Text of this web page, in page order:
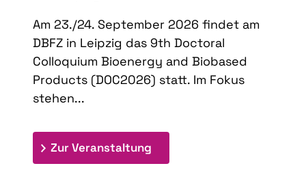
Am 23./24. September 2026 findet am
DBFZ in Leipzig das 9th Doctoral
Colloquium Bioenergy and Biobased
Products (DOC2026) statt. Im Fokus
stehen...
Zur Veranstaltung